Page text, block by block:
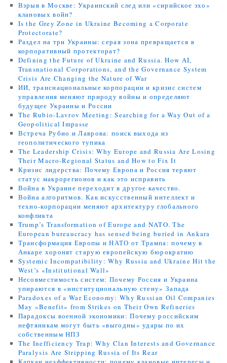
Взрыв в Москве: Украинский след или «сирийское эхо»
клановых войн?
Is the Grey Zone in Ukraine Becoming a Corporate
Protectorate?
Раздел на три Украины: серая зона превращается в
корпоративный протекторат?
Defining the Future of Ukraine and Russia. How AI,
Transnational Corporations, and the Governance System
Crisis Are Changing the Nature of War
ИИ, транснациональные корпорации и кризис систем
управления меняют природу войны и определяют
будущее Украины и России
The Rubio-Lavrov Meeting: Searching for a Way Out of a
Geopolitical Impasse
Встреча Рубио и Лаврова: поиск выхода из
геополитического тупика
The Leadership Crisis: Why Europe and Russia Are Losing
Their Macro-Regional Status and How to Fix It
Кризис лидерства: Почему Европа и Россия теряют
статус макрорегионов и как это исправить
Война в Украине переходит в другое качество.
Война алгоритмов. Как искусственный интеллект и
техно-корпорации меняют архитектуру глобального
конфликта
Trump’s Transformation of Europe and NATO. The
European bureaucracy has sensed being buried in Ankara
Трансформация Европы и НАТО от Трампа: почему в
Анкаре хоронят старую европейскую бюрократию
Systemic Incompatibility: Why Russia and Ukraine Hit the
West’s «Institutional Wall»
Несовместимость систем: Почему Россия и Украина
упираются в «институциональную стену» Запада
Paradoxes of a War Economy: Why Russian Oil Companies
May «Benefit» from Strikes on Their Own Refineries
Парадоксы военной экономики: Почему российским
нефтяникам могут быть «выгодны» удары по их
собственным НПЗ
The Inefficiency Trap: Why Clan Interests and Governance
Paralysis Are Stripping Russia of Its Rear